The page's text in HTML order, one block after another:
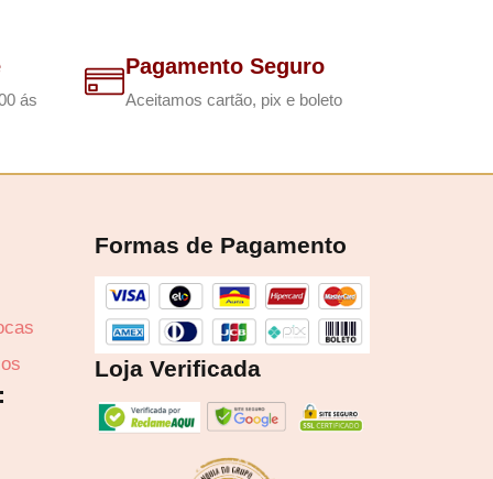
ás
Pagamento Seguro
Aceitamos cartão, pix e boleto
Formas de Pagamento
Loja Verificada